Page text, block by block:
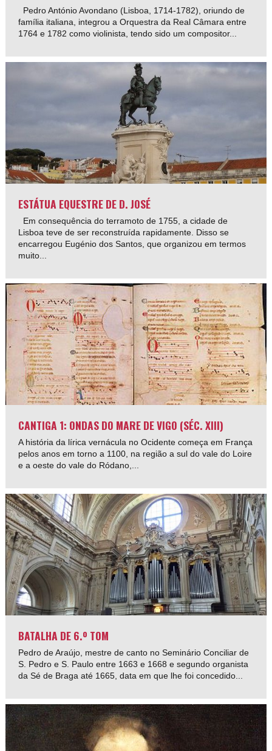
Pedro António Avondano (Lisboa, 1714-1782), oriundo de
família italiana, integrou a Orquestra da Real Câmara entre
1764 e 1782 como violinista, tendo sido um compositor...
ESTÁTUA EQUESTRE DE D. JOSÉ
Em consequência do terramoto de 1755, a cidade de
Lisboa teve de ser reconstruída rapidamente. Disso se
encarregou Eugénio dos Santos, que organizou em termos
muito...
CANTIGA 1: ONDAS DO MARE DE VIGO (SÉC. XIII)
A história da lírica vernácula no Ocidente começa em França
pelos anos em torno a 1100, na região a sul do vale do Loire
e a oeste do vale do Ródano,...
BATALHA DE 6.º TOM
Pedro de Araújo, mestre de canto no Seminário Conciliar de
S. Pedro e S. Paulo entre 1663 e 1668 e segundo organista
da Sé de Braga até 1665, data em que lhe foi concedido...